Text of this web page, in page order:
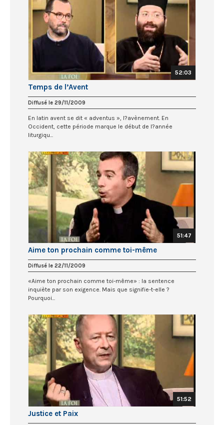
52:03
Temps de l’Avent
Diffusé le 29/11/2009
En latin avent se dit « adventus », l?avènement. En
Occident, cette période marque le début de l?année
liturgiqu...
51:47
Aime ton prochain comme toi-même
Diffusé le 22/11/2009
«Aime ton prochain comme toi-même» : la sentence
inquiète par son exigence. Mais que signifie-t-elle ?
Pourquoi...
51:52
Justice et Paix